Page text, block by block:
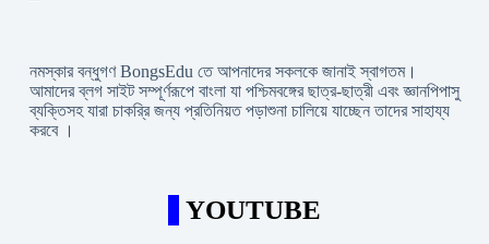
নমস্কার বন্ধুগণ BongsEdu তে আপনাদের সকলকে জানাই স্বাগতম।
আমাদের ব্লগ সাইট সম্পূর্ণরূপে বাংলা যা পশ্চিমবঙ্গের ছাত্র-ছাত্রী এবং জ্ঞানপিপাসু
ব্যক্তিসহ যারা চাকরি্র জন্য প্রতিনিয়ত পড়াশুনা চালিয়ে যাচ্ছেন তাদের সাহায্য
করবে ।
YOUTUBE